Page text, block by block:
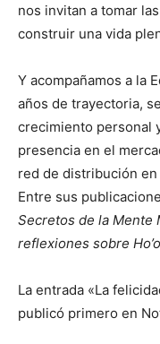
nos invitan a tomar
construir una vida
Y acompañamos a la
años de trayectoria,
crecimiento personal
presencia en el
red de distribución
Entre sus
Secretos de la Mente
reflexiones sobre
La entrada «La
publicó primero en